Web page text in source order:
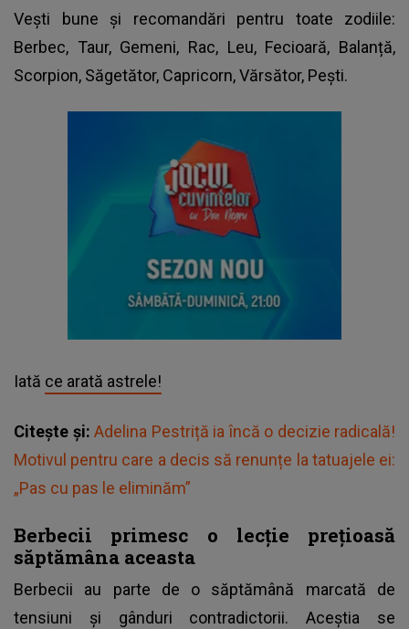
Vești bune și recomandări pentru toate zodiile:
Berbec, Taur, Gemeni, Rac, Leu, Fecioară, Balanță,
Scorpion, Săgetător, Capricorn, Vărsător, Pești.
Iată ce arată astrele!
Citește și: Adelina Pestriță ia încă o decizie radicală!
Motivul pentru care a decis să renunțe la tatuajele ei:
„Pas cu pas le eliminăm”
Berbecii primesc o lecție prețioasă
săptămâna aceasta
Berbecii au parte de o săptămână marcată de
tensiuni și gânduri contradictorii. Aceștia se